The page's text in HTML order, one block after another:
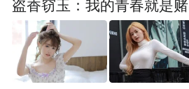
盗香窃玉：我的青春就是